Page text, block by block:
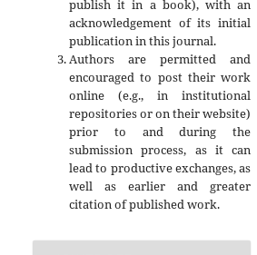
publish it in a book), with an
acknowledgement of its initial
publication in this journal.
Authors are permitted and
encouraged to post their work
online (e.g., in institutional
repositories or on their website)
prior to and during the
submission process, as it can
lead to productive exchanges, as
well as earlier and greater
citation of published work.